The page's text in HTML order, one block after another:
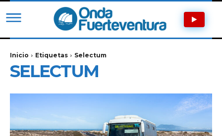
Inicio Etiquetas Selectum
SELECTUM